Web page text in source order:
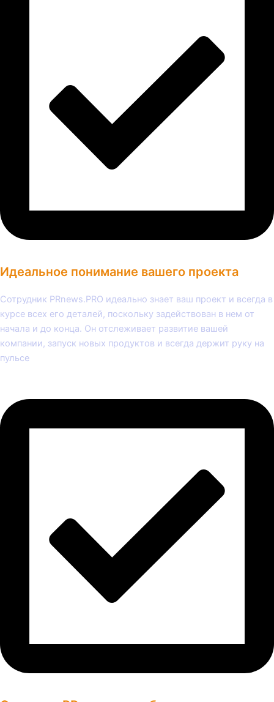
Идеальное понимание вашего проекта
Сотрудник PRnews.PRO идеально знает ваш проект и всегда в
курсе всех его деталей, поскольку задействован в нем от
начала и до конца. Он отслеживает развитие вашей
компании, запуск новых продуктов и всегда держит руку на
пульсе